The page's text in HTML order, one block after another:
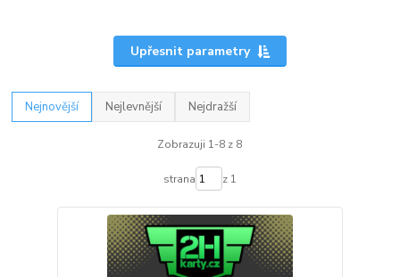
Upřesnit parametry
Nejnovější Nejlevnější Nejdražší
Zobrazuji 1-8 z 8
strana z 1